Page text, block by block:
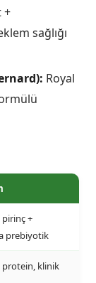
+
sağlığı
Royal
+
prebiyotik
protein, klinik